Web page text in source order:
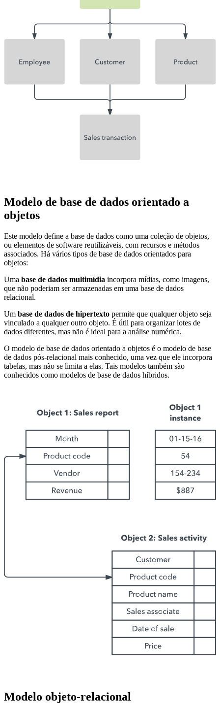
Modelo de base de dados orientado a
objetos
Este modelo define a base de dados como uma coleção de objetos,
ou elementos de software reutilizáveis, com recursos e métodos
associados. Há vários tipos de base de dados orientados para
objetos:
Uma base de dados multimídia incorpora mídias, como imagens,
que não poderiam ser armazenadas em uma base de dados
relacional.
Um base de dados de hipertexto permite que qualquer objeto seja
vinculado a qualquer outro objeto. É útil para organizar lotes de
dados diferentes, mas não é ideal para a análise numérica.
O modelo de base de dados orientado a objetos é o modelo de base
de dados pós-relacional mais conhecido, uma vez que ele incorpora
tabelas, mas não se limita a elas. Tais modelos também são
conhecidos como modelos de base de dados híbridos.
Modelo objeto-relacional